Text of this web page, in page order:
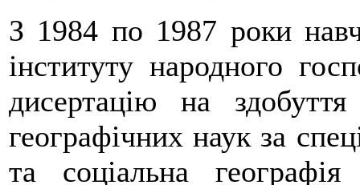
З 1984 по 1987 роки
інституту народного
дисертацію на
географічних наук за
та соціальна